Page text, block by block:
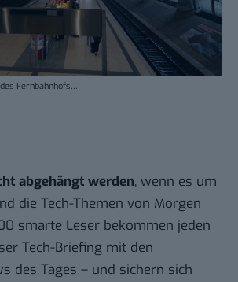
Fernbahnhofs…
abgehängt werden, wenn es um
die Tech-Themen von Morgen
smarte Leser bekommen jeden
Tech-Briefing mit den
des Tages – und sichern sich